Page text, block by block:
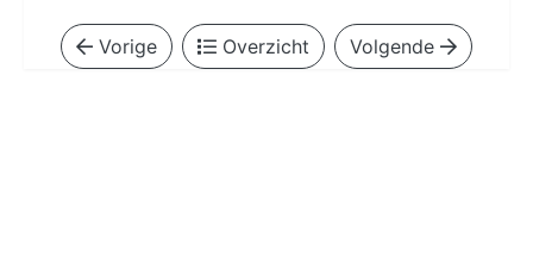
Vorige Overzicht Volgende